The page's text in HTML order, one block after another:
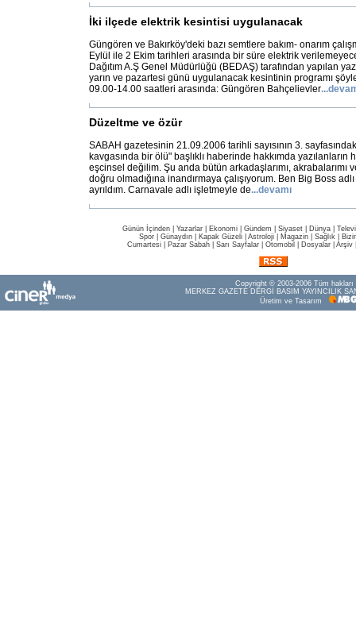
İki ilçede elektrik kesintisi uygulanacak
Güngören ve Bakırköy'deki bazı semtlere bakım- onarım
Eylül ile 2 Ekim tarihleri arasında bir süre elektrik
Dağıtım A.Ş Genel Müdürlüğü (BEDAŞ) tarafından yapılan
yarın ve pazartesi günü uygulanacak kesintinin programı
09.00-14.00 saatleri arasında: Güngören Bahçelievler...
Düzeltme ve özür
SABAH gazetesinin 21.09.2006 tarihli sayısının 3.
kavgasında bir ölü" başlıklı haberinde hakkımda
eşcinsel değilim. Şu anda bütün arkadaşlarımı, akrabalarımı
doğru olmadığına inandırmaya çalışıyorum. Ben Big Boss
ayrıldım. Carnavale adlı işletmeyle de...devamı
Günün İçinden Yazarlar Ekonomi Gündem Siyaset Dünya |
Spor
Günaydın Kapak Güzeli Astroloji Magazin Sağlık
Cumartesi
Pazar Sabah Sarı Sayfalar Otomobil Dosyalar Arşiv
Copyright © 2003-2006 Tüm hakları
MERKEZ GAZETE DERGİ BASIM YAYINCILIK
Üretim ve Tasarım